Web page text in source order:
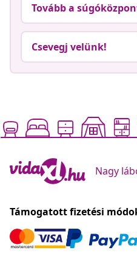
Tovább a
Csevegj velünk!
Nagy
Támogatott fizetési